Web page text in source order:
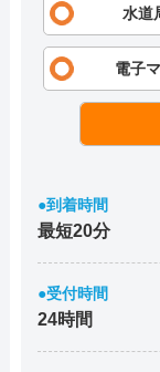
水道
電子
●到着時間
最短20分
●受付時間
24時間